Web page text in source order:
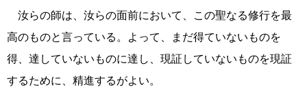
汝らの師は、汝らの面前において、この聖なる修行を最
高のものと言っている。よって、まだ得ていないものを
得、達していないものに達し、現証していないものを現証
するために、精進するがよい。